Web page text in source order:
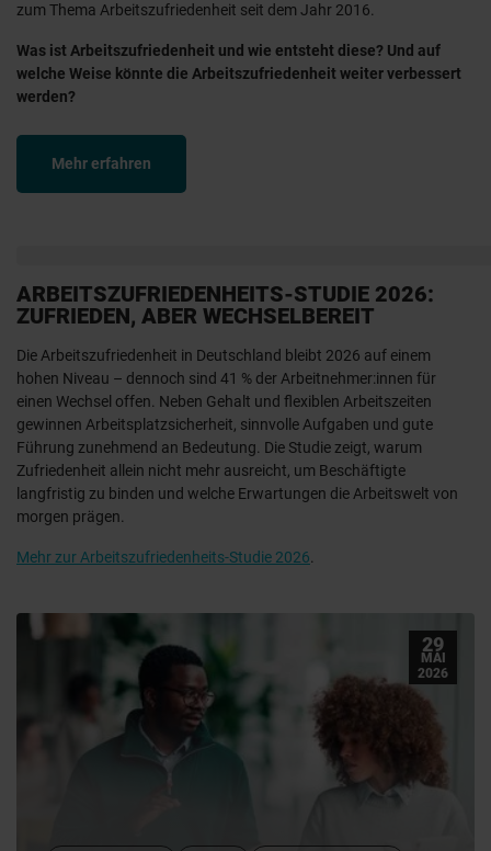
zum Thema Arbeitszufriedenheit seit dem Jahr 2016.
Was ist Arbeitszufriedenheit und wie entsteht diese? Und auf
welche Weise könnte die Arbeitszufriedenheit weiter verbessert
werden​​​​​?
Mehr erfahren
ARBEITSZUFRIEDENHEITS-STUDIE 2026:
ZUFRIEDEN, ABER WECHSELBEREIT
Die Arbeitszufriedenheit in Deutschland bleibt 2026 auf einem
hohen Niveau – dennoch sind 41 % der Arbeitnehmer:innen für
einen Wechsel offen. Neben Gehalt und flexiblen Arbeitszeiten
gewinnen Arbeitsplatzsicherheit, sinnvolle Aufgaben und gute
Führung zunehmend an Bedeutung. Die Studie zeigt, warum
Zufriedenheit allein nicht mehr ausreicht, um Beschäftigte
langfristig zu binden und welche Erwartungen die Arbeitswelt von
morgen prägen.
Mehr zur Arbeitszufriedenheits-Studie 2026
29
MAI
2026